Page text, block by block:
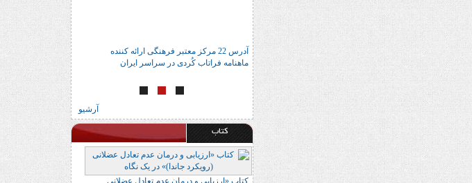
انتشار شماره
آدرس 22 مرکز معتبر فرهنگی ارائه کننده
ماهنامه فراتاب کُردی در سراسر ایران
شماره دوم ماهنامه الکترونیکی فراتاب
آرشیو
کتاب
کتاب «ارزیابی و درمان عدم تعادل عضلانی